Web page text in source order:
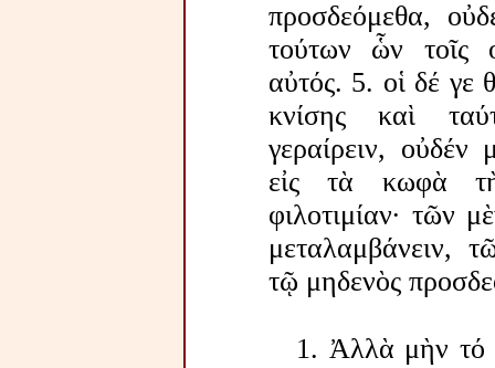
προσδεόμεθα,
τούτων ὧν τοῖς
αὐτός. 5. οἱ δέ γε
κνίσης καὶ
γεραίρειν, οὐδέν
εἰς τὰ κωφὰ
φιλοτιμίαν· τῶν
μεταλαμβάνειν,
τῷ μηδενὸς
1. Ἀλλὰ μὴν τό